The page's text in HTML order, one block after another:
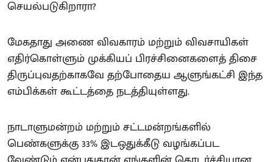
செயல்படுகிறாரா?
மேகதாது அணை விவகாரம் மற்றும் விவசாயிகள்
எதிர்கொள்ளும் முக்கியப் பிரச்சினைகளைத் திசை
திருப்புவதற்காகவே தற்போதைய ஆளுங்கட்சி இந்த
எம்பிக்கள் கூட்டத்தை நடத்தியுள்ளது.
நாடாளுமன்றம் மற்றும் சட்டமன்றங்களில்
பெண்களுக்கு 33% இடஒதுக்கீடு வழங்கப்பட